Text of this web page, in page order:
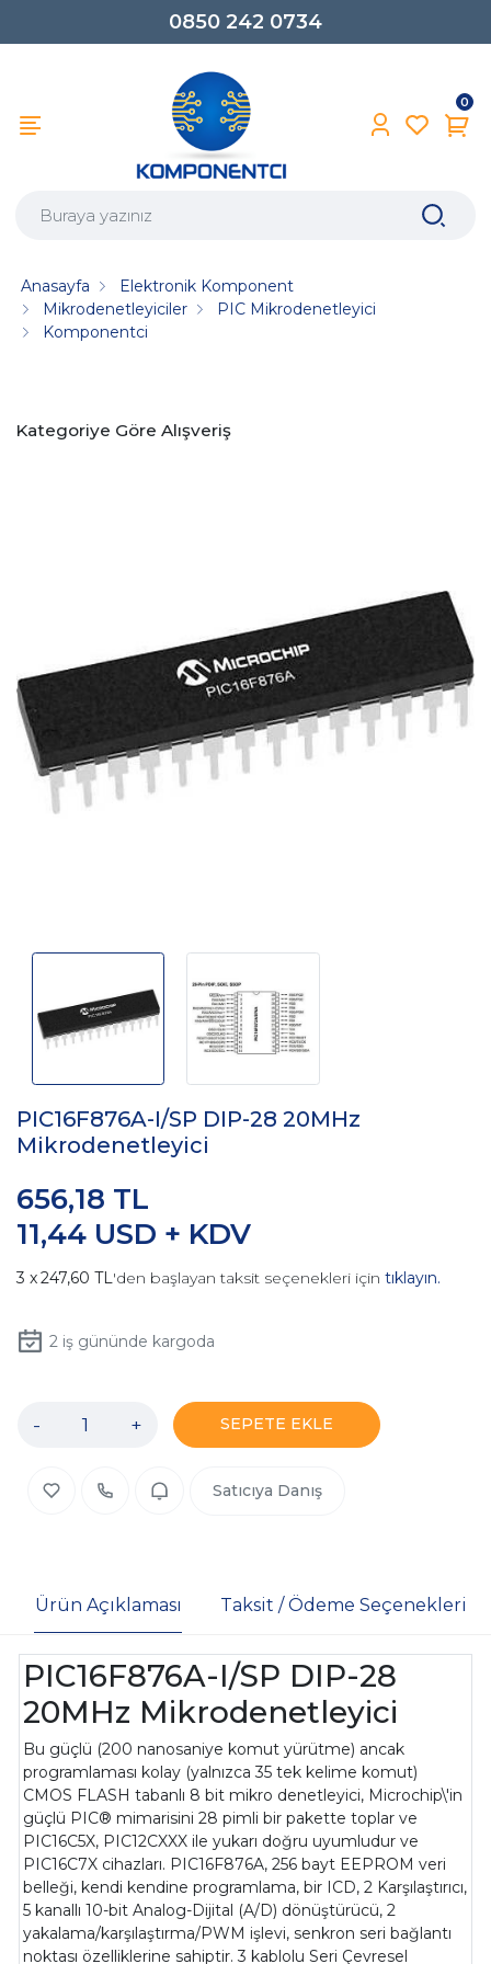
0850 242 0734
0
Anasayfa
Elektronik Komponent
Mikrodenetleyiciler
PIC Mikrodenetleyici
Komponentci
Kategoriye Göre Alışveriş
PIC16F876A-I/SP DIP-28 20MHz
Mikrodenetleyici
11,44 USD + KDV
656,18 TL
247,60 TL'den başlayan taksit seçenekleri için tıklayın.
2iş gününde kargoda
- + SEPETE EKLE
Satıcıya Danış
Ürün Açıklaması Taksit / Ödeme Seçenekleri
PIC16F876A-I/SP DIP-28
20MHz Mikrodenetleyici
Bu güçlü (200 nanosaniye komut yürütme) ancak
programlaması kolay (yalnızca 35 tek kelime komut)
CMOS FLASH tabanlı 8 bit mikro denetleyici, Microchip\'in
güçlü PIC® mimarisini 28 pimli bir pakette toplar ve
PIC16C5X, PIC12CXXX ile yukarı doğru uyumludur ve
PIC16C7X cihazları. PIC16F876A, 256 bayt EEPROM veri
belleği, kendi kendine programlama, bir ICD, 2 Karşılaştırıcı,
5 kanallı 10-bit Analog-Dijital (A/D) dönüştürücü, 2
yakalama/karşılaştırma/PWM işlevi, senkron seri bağlantı
noktası özelliklerine sahiptir. 3 kablolu Seri Çevresel